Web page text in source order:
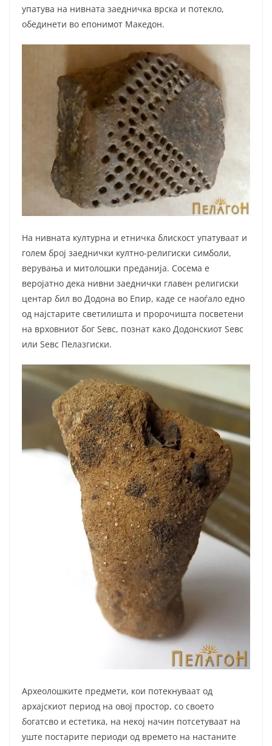
упатува на нивната заедничка врска и потекло,
обединети во епонимот Македон.
На нивната културна и етничка блискост упатуваат и
голем број заеднички култно-религиски симболи,
верувања и митолошки преданија. Сосема е
веројатно дека нивни заеднички главен религиски
центар бил во Додона во Епир, каде се наоѓало едно
од најстарите светилишта и пророчишта посветени
на врховниот бог Ѕевс, познат како Додонскиот Ѕевс
или Ѕевс Пелазгиски.
Археолошките предмети, кои потекнуваат од
архајскиот период на овој простор, со своето
богатсво и естетика, на некој начин потсетуваат на
уште постарите периоди од времето на настаните